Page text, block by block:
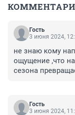
Гость
3 июня 2024,
не знаю кому
ощущение ,что
сезона
самый сезон
устроили пытку
начался ремонт
Гость
3 июня 2024,